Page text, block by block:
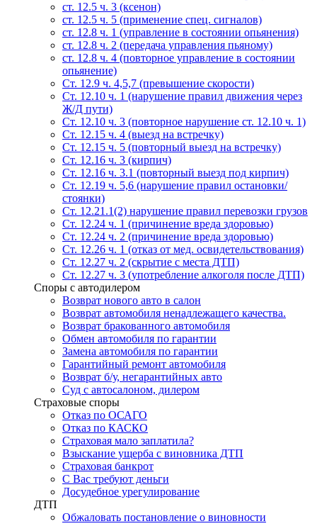
ст. 12.5 ч. 3 (ксенон)
ст. 12.5 ч. 5 (применение спец. сигналов)
cт. 12.8 ч. 1 (управление в состоянии опьянения)
ст. 12.8 ч. 2 (передача управления пьяному)
ст. 12.8 ч. 4 (повторное управление в состоянии
опьянение)
Ст. 12.9 ч. 4,5,7 (превышение скорости)
Ст. 12.10 ч. 1 (нарушение правил движения через
Ж/Д пути)
Ст. 12.10 ч. 3 (повторное нарушение ст. 12.10 ч. 1)
Ст. 12.15 ч. 4 (выезд на встречку)
Ст. 12.15 ч. 5 (повторный выезд на встречку)
Ст. 12.16 ч. 3 (кирпич)
Ст. 12.16 ч. 3.1 (повторный выезд под кирпич)
Ст. 12.19 ч. 5,6 (нарушение правил остановки/
стоянки)
Ст. 12.21.1(2) нарушение правил перевозки грузов
Ст. 12.24 ч. 1 (причинение вреда здоровью)
Ст. 12.24 ч. 2 (причинение вреда здоровью)
Ст. 12.26 ч. 1 (отказ от мед. освидетельствования)
Ст. 12.27 ч. 2 (скрытие с места ДТП)
Ст. 12.27 ч. 3 (употребление алкоголя после ДТП)
Споры с автодилером
Возврат нового авто в салон
Возврат автомобиля ненадлежащего качества.
Возврат бракованного автомобиля
Обмен автомобиля по гарантии
Замена автомобиля по гарантии
Гарантийный ремонт автомобиля
Возврат б/у, негарантийных авто
Суд с автосалоном, дилером
Страховые споры
Отказ по ОСАГО
Отказ по КАСКО
Страховая мало заплатила?
Взыскание ущерба с виновника ДТП
Страховая банкрот
С Вас требуют деньги
Досудебное урегулирование
ДТП
Обжаловать постановление о виновности